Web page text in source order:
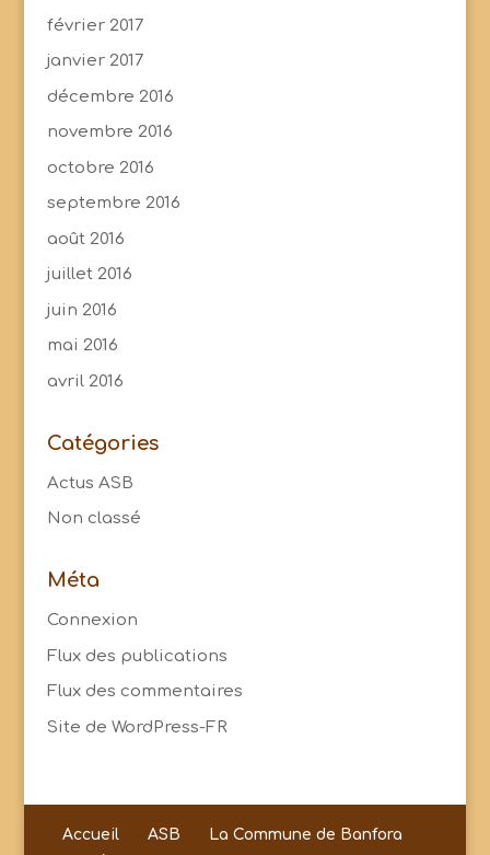
février 2017
janvier 2017
décembre 2016
novembre 2016
octobre 2016
septembre 2016
août 2016
juillet 2016
juin 2016
mai 2016
avril 2016
Catégories
Actus ASB
Non classé
Méta
Connexion
Flux des publications
Flux des commentaires
Site de WordPress-FR
Accueil ASB
La Commune de Banfora